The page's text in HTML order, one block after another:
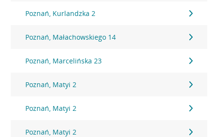
Poznań, Kurlandzka 2
Poznań, Małachowskiego 14
Poznań, Marcelińska 23
Poznań, Matyi 2
Poznań, Matyi 2
Poznań, Matyi 2